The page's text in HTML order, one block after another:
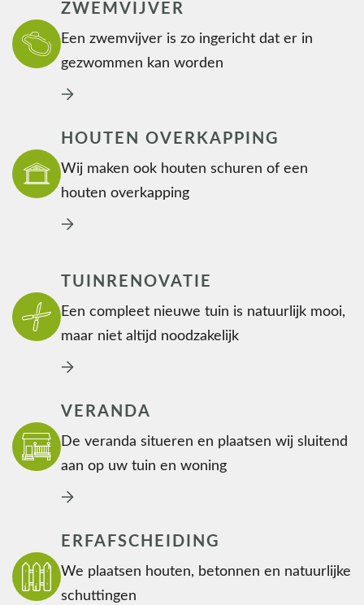
ZWEMVIJVER
Een zwemvijver is zo ingericht dat er in
gezwommen kan worden
HOUTEN OVERKAPPING
Wij maken ook houten schuren of een
houten overkapping
TUINRENOVATIE
Een compleet nieuwe tuin is natuurlijk mooi,
maar niet altijd noodzakelijk
VERANDA
De veranda situeren en plaatsen wij sluitend
aan op uw tuin en woning
ERFAFSCHEIDING
We plaatsen houten, betonnen en natuurlijke
schuttingen